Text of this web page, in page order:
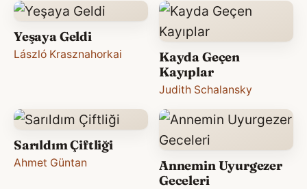
Yeşaya Geldi
László Krasznahorkai
Kayda Geçen
Kayıplar
Judith Schalansky
Sarıldım Çiftliği
Ahmet Güntan
Annemin Uyurgezer
Geceleri